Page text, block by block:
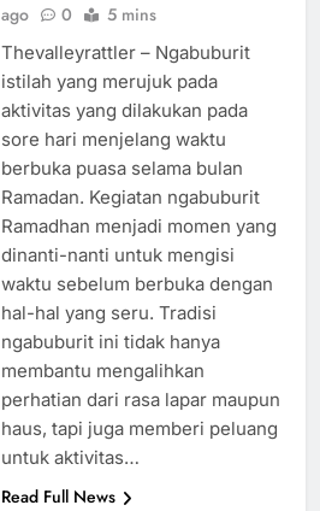
ago
0 5 mins
Thevalleyrattler – Ngabuburit
istilah yang merujuk pada
aktivitas yang dilakukan pada
sore hari menjelang waktu
berbuka puasa selama bulan
Ramadan. Kegiatan ngabuburit
Ramadhan menjadi momen yang
dinanti-nanti untuk mengisi
waktu sebelum berbuka dengan
hal-hal yang seru. Tradisi
ngabuburit ini tidak hanya
membantu mengalihkan
perhatian dari rasa lapar maupun
haus, tapi juga memberi peluang
untuk aktivitas…
Read Full News